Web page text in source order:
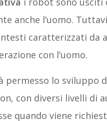
anche l’uomo.
caratterizzati
con l’uomo.
permesso lo sviluppo
con diversi livelli di
quando viene